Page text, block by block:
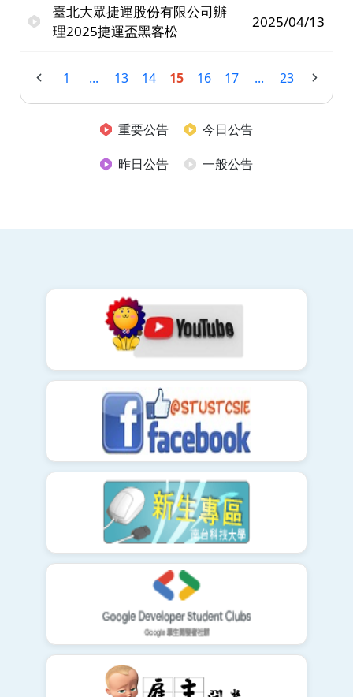
臺北大眾捷運股份有限公司辦
理2025捷運盃黑客松
2025/04/13
1 ... 13 14 15 16 17 ... 23
重要公告
今日公告
昨日公告
一般公告